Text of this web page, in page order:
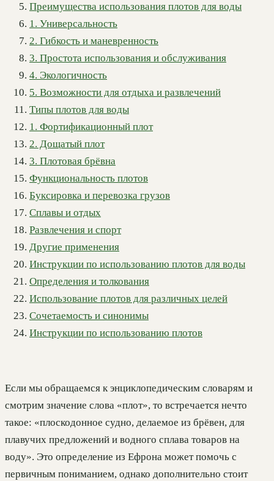
Преимущества использования плотов для воды
1. Универсальность
2. Гибкость и маневренность
3. Простота использования и обслуживания
4. Экологичность
5. Возможности для отдыха и развлечений
Типы плотов для воды
1. Фортификационный плот
2. Дощатый плот
3. Плотовая брёвна
Функциональность плотов
Буксировка и перевозка грузов
Сплавы и отдых
Развлечения и спорт
Другие применения
Инструкции по использованию плотов для воды
Определения и толкования
Использование плотов для различных целей
Сочетаемость и синонимы
Инструкции по использованию плотов
Если мы обращаемся к энциклопедическим словарям и
смотрим значение слова «плот», то встречается нечто
такое: «плоскодонное судно, делаемое из брёвен, для
плавучих предложений и водного сплава товаров на
воду». Это определение из Ефрона может помочь с
первичным пониманием, однако дополнительно стоит